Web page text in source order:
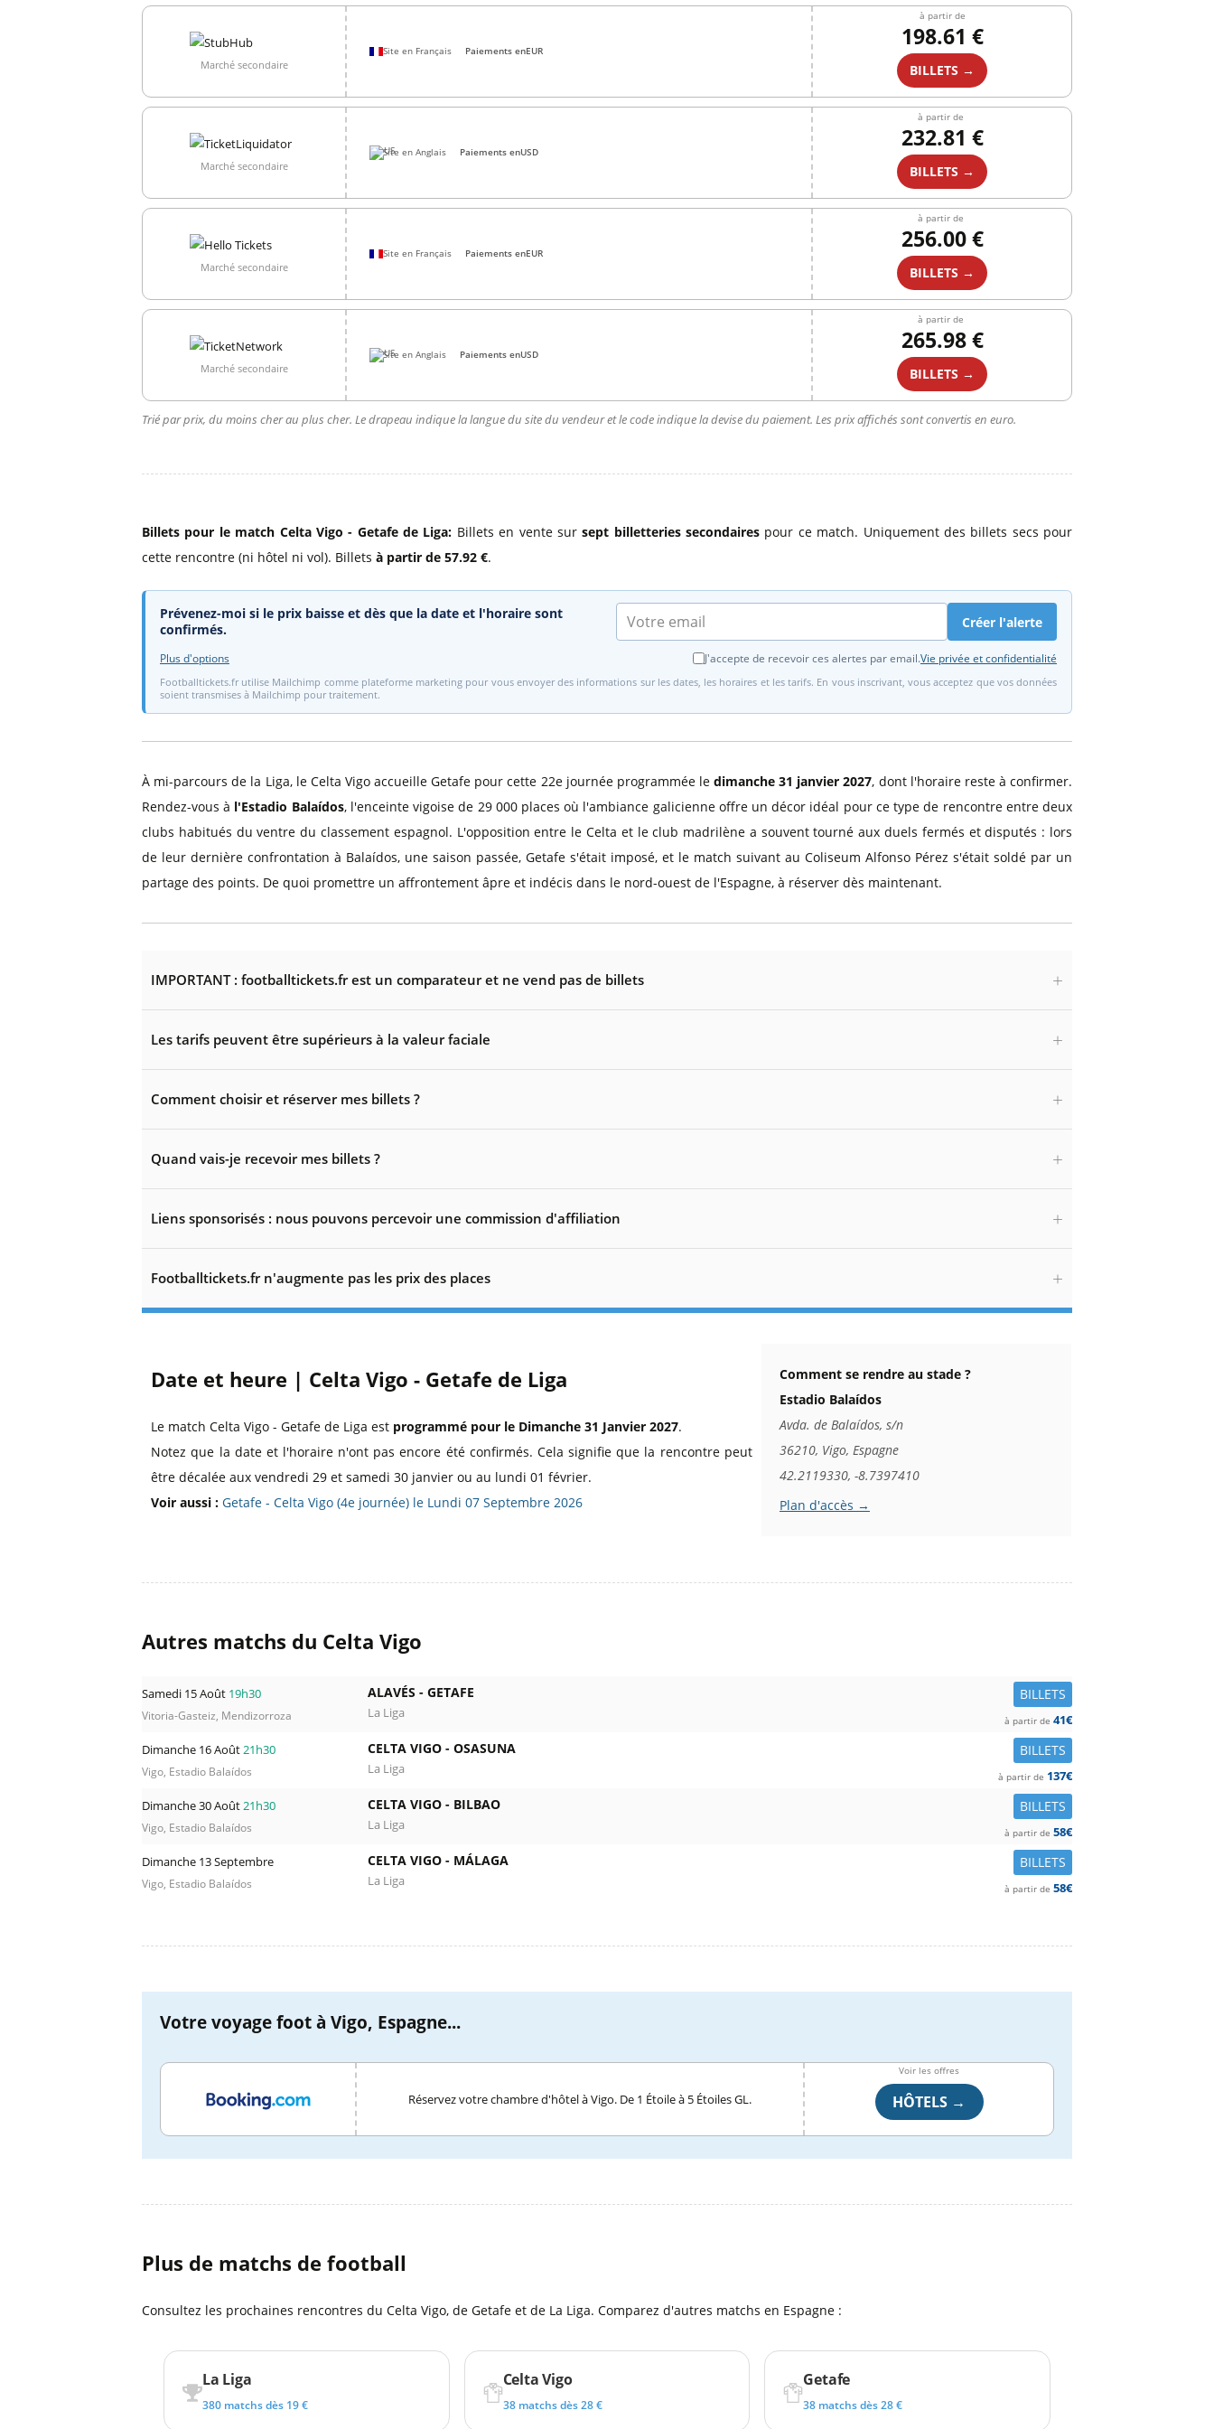
Marché secondaire
Site en Français Paiements enEUR
à partir de
198.61 €
BILLETS →
Marché secondaire
Site en Anglais Paiements enUSD
à partir de
232.81 €
BILLETS →
Marché secondaire
Site en Français Paiements enEUR
à partir de
256.00 €
BILLETS →
Marché secondaire
Site en Anglais Paiements enUSD
à partir de
265.98 €
BILLETS →
Trié par prix, du moins cher au plus cher. Le drapeau indique la langue du site du vendeur et le code indique la devise du paiement. Les prix affichés sont convertis en euro.
Billets pour le match Celta Vigo - Getafe de Liga: Billets en vente sursept billetteries secondaires pour ce match. Uniquement des billets secs pour
cette rencontre (ni hôtel ni vol). Billets à partir de 57.92 €.
Prévenez-moi si le prix baisse et dès que la date et l'horaire sont
confirmés.
Créer l'alerte
J'accepte de recevoir ces alertes par email.Vie privée et confidentialité
Plus d'options
Footballtickets.fr utilise Mailchimp comme plateforme marketing pour vous envoyer des informations sur les dates, les horaires et les tarifs. En vous inscrivant, vous acceptez que vos données
soient transmises à Mailchimp pour traitement.
À mi-parcours de la Liga, le Celta Vigo accueille Getafe pour cette 22e journée programmée le dimanche 31 janvier 2027, dont l'horaire reste à confirmer.
Rendez-vous à l'Estadio Balaídos, l'enceinte vigoise de 29 000 places où l'ambiance galicienne offre un décor idéal pour ce type de rencontre entre deux
clubs habitués du ventre du classement espagnol. L'opposition entre le Celta et le club madrilène a souvent tourné aux duels fermés et disputés : lors
de leur dernière confrontation à Balaídos, une saison passée, Getafe s'était imposé, et le match suivant au Coliseum Alfonso Pérez s'était soldé par un
partage des points. De quoi promettre un affrontement âpre et indécis dans le nord-ouest de l'Espagne, à réserver dès maintenant.
IMPORTANT : footballtickets.fr est un comparateur et ne vend pas de billets
Les tarifs peuvent être supérieurs à la valeur faciale
Comment choisir et réserver mes billets ?
Quand vais-je recevoir mes billets ?
Liens sponsorisés : nous pouvons percevoir une commission d'affiliation
Footballtickets.fr n'augmente pas les prix des places
Date et heure | Celta Vigo - Getafe de Liga
Le match Celta Vigo - Getafe de Liga est programmé pour le Dimanche 31 Janvier 2027.
Notez que la date et l'horaire n'ont pas encore été confirmés. Cela signifie que la rencontre peut
être décalée aux vendredi 29 et samedi 30 janvier ou au lundi 01 février.
Voir aussi : Getafe - Celta Vigo (4e journée) le Lundi 07 Septembre 2026
Comment se rendre au stade ?
Estadio Balaídos
Avda. de Balaídos, s/n
36210, Vigo, Espagne
42.2119330, -8.7397410
Plan d'accès →
Autres matchs du Celta Vigo
Samedi 15 Août 19h30
Vitoria-Gasteiz, Mendizorroza
BILLETS
ALAVÉS - GETAFE
La Liga à partir de 41€
Dimanche 16 Août21h30
Vigo, Estadio Balaídos
BILLETS
CELTA VIGO - OSASUNA
La Liga à partir de 137€
Dimanche 30 Août21h30
Vigo, Estadio Balaídos
BILLETS
CELTA VIGO - BILBAO
La Liga à partir de 58€
Dimanche 13 Septembre
Vigo, Estadio Balaídos
BILLETS
CELTA VIGO - MÁLAGA
La Liga à partir de 58€
Votre voyage foot à Vigo, Espagne...
Réservez votre chambre d'hôtel à Vigo. De 1 Étoile à 5 Étoiles GL.
Voir les offres
HÔTELS →
Plus de matchs de football
Consultez les prochaines rencontres du Celta Vigo, de Getafe et de La Liga. Comparez d'autres matchs en Espagne :
La Liga
380 matchs dès 19 €
Celta Vigo
38 matchs dès 28 €
Getafe
38 matchs dès 28 €